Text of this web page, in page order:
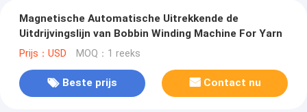
Magnetische Automatische Uitrekkende de
Uitdrijvingslijn van Bobbin Winding Machine For Yarn
Prijs：USD MOQ：1 reeks
Beste prijs Contact nu